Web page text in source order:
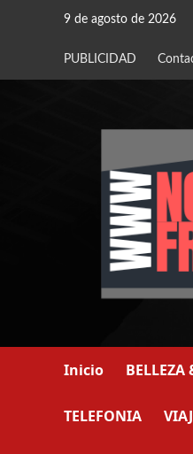
9 de agosto de 2026
PUBLICIDAD
Inicio BELLEZA
TELEFONIA